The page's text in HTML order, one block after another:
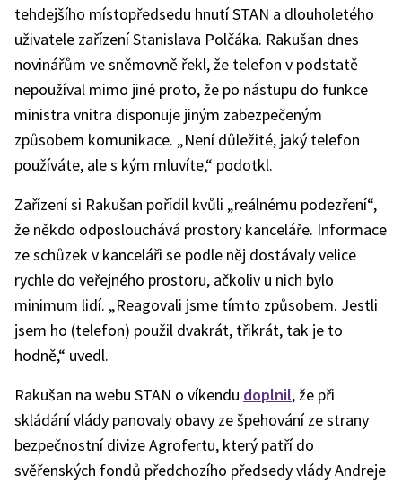
tehdejšího místopředsedu hnutí STAN a dlouholetého
uživatele zařízení Stanislava Polčáka. Rakušan dnes
novinářům ve sněmovně řekl, že telefon v podstatě
nepoužíval mimo jiné proto, že po nástupu do funkce
ministra vnitra disponuje jiným zabezpečeným
způsobem komunikace. „Není důležité, jaký telefon
používáte, ale s kým mluvíte,“ podotkl.
Zařízení si Rakušan pořídil kvůli „reálnému podezření“,
že někdo odposlouchává prostory kanceláře. Informace
ze schůzek v kanceláři se podle něj dostávaly velice
rychle do veřejného prostoru, ačkoliv u nich bylo
minimum lidí. „Reagovali jsme tímto způsobem. Jestli
jsem ho (telefon) použil dvakrát, třikrát, tak je to
hodně,“ uvedl.
Rakušan na webu STAN o víkendu doplnil, že při
skládání vlády panovaly obavy ze špehování ze strany
bezpečnostní divize Agrofertu, který patří do
svěřenských fondů předchozího předsedy vlády Andreje